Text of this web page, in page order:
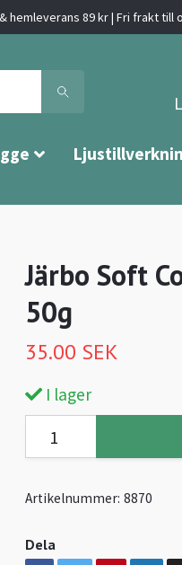
hemleverans 89 kr | Fri frakt
Järbo Soft
50g
35.00 SEK
I lager
Artikelnummer: 8870
Dela